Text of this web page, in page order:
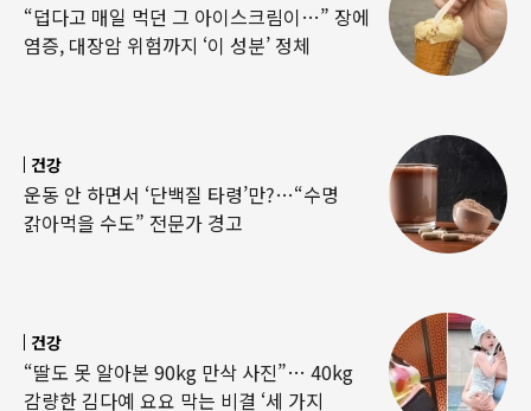
“덥다고 매일 먹던 그 아이스크림이…” 장에
염증, 대장암 위험까지 ‘이 성분’ 정체
건강
운동 안 하면서 ‘단백질 타령’만?…“수명
갉아먹을 수도” 전문가 경고
건강
“딸도 못 알아본 90kg 만삭 사진”… 40kg
감량한 김다예 요요 막는 비결 ‘세 가지